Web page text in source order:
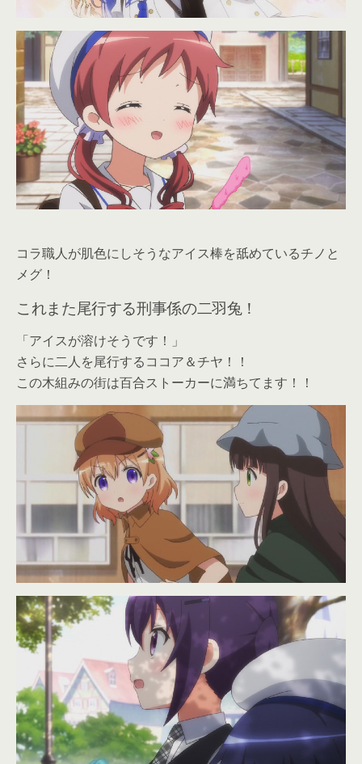
コラ職人が肌色にしそうなアイス棒を舐めているチノと
メグ！
これまた尾行する刑事係の二羽兔！
「アイスが溶けそうです！」
さらに二人を尾行するココア＆チヤ！！
この木組みの街は百合ストーカーに満ちてます！！